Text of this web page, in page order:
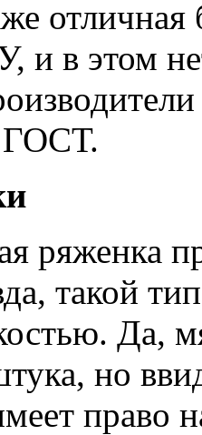
отличная
и в этом
ГОСТ.
ряженка
такой
Да,
но
право